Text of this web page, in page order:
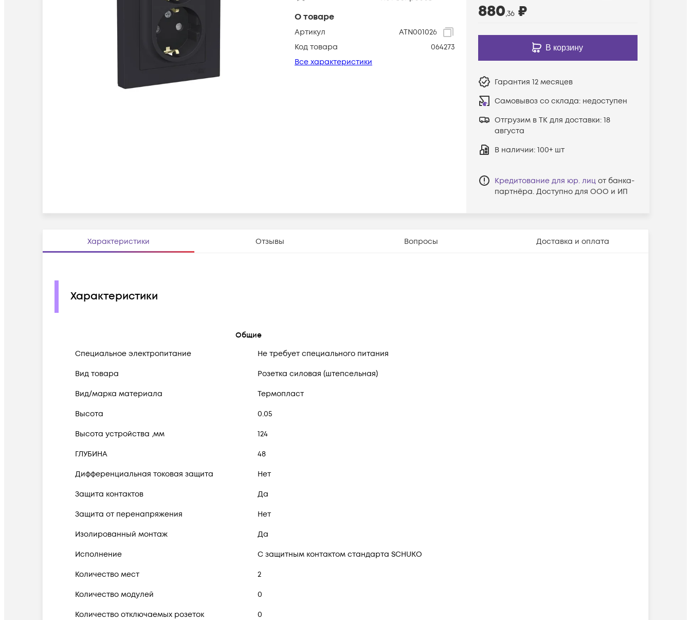
О товаре
Артикул
ATN001026
Код товара
064273
Все характеристики
880,36 ₽
В корзину
Гарантия 12 месяцев
Самовывоз со склада: недоступен
Отгрузим в ТК для доставки: 18
августа
В наличии: 100+ шт
Кредитование для юр. лиц от банка-
партнёра. Доступно для ООО и ИП
Характеристики Отзывы Вопросы Доставка и оплата
Характеристики
Общие
Cпециальное электропитание
Не требует специального питания
Вид товара Розетка силовая (штепсельная)
Вид/марка материала Термопласт
Высота 0.05
Высота устройства ,мм 124
ГЛУБИНА 48
Дифференциальная токовая защита Нет
Защита контактов Да
Защита от перенапряжения Нет
Изолированный монтаж Да
Исполнение С защитным контактом стандарта SCHUKO
Количество мест 2
Количество модулей 0
Количество отключаемых розеток 0